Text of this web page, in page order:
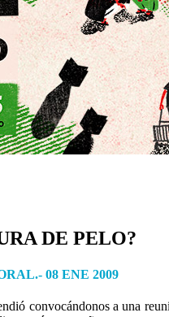
DE PELO?
08 ENE 2009
convocándonos a una